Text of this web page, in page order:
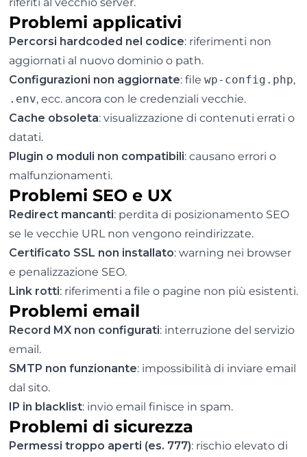
Problemi applicativi
Percorsi hardcoded nel codice: riferimenti non
aggiornati al nuovo dominio o path.
Configurazioni non aggiornate: file wp-config.php,
.env, ecc. ancora con le credenziali vecchie.
Cache obsoleta: visualizzazione di contenuti errati o
datati.
Plugin o moduli non compatibili: causano errori o
malfunzionamenti.
Problemi SEO e UX
Redirect mancanti: perdita di posizionamento SEO
se le vecchie URL non vengono reindirizzate.
Certificato SSL non installato: warning nei browser
e penalizzazione SEO.
Link rotti: riferimenti a file o pagine non più esistenti.
Problemi email
Record MX non configurati: interruzione del servizio
email.
SMTP non funzionante: impossibilità di inviare email
dal sito.
IP in blacklist: invio email finisce in spam.
Problemi di sicurezza
Permessi troppo aperti (es. 777): rischio elevato di